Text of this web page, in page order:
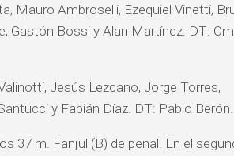
Mauro Ambroselli, Ezequiel Vinetti,
Gastón Bossi y Alan Martínez. DT:
Jesús Lezcano, Jorge Torres,
y Fabián Díaz. DT: Pablo Berón.
37 m. Fanjul (B) de penal. En el